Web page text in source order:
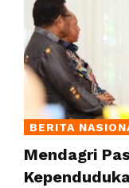
BERITA
Mendagri